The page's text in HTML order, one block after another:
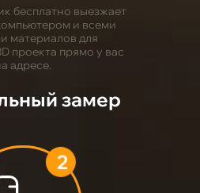
бесплатно выезжает
и всеми
материалов для
проекта прямо у вас
адресе.
замер